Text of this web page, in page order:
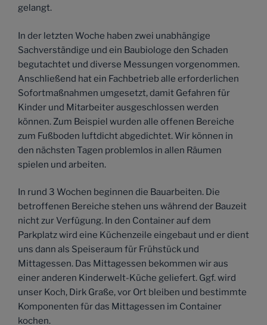
gelangt.
In der letzten Woche haben zwei unabhängige
Sachverständige und ein Baubiologe den Schaden
begutachtet und diverse Messungen vorgenommen.
Anschließend hat ein Fachbetrieb alle erforderlichen
Sofortmaßnahmen umgesetzt, damit Gefahren für
Kinder und Mitarbeiter ausgeschlossen werden
können. Zum Beispiel wurden alle offenen Bereiche
zum Fußboden luftdicht abgedichtet. Wir können in
den nächsten Tagen problemlos in allen Räumen
spielen und arbeiten.
In rund 3 Wochen beginnen die Bauarbeiten. Die
betroffenen Bereiche stehen uns während der Bauzeit
nicht zur Verfügung. In den Container auf dem
Parkplatz wird eine Küchenzeile eingebaut und er dient
uns dann als Speiseraum für Frühstück und
Mittagessen. Das Mittagessen bekommen wir aus
einer anderen Kinderwelt-Küche geliefert. Ggf. wird
unser Koch, Dirk Graße, vor Ort bleiben und bestimmte
Komponenten für das Mittagessen im Container
kochen.